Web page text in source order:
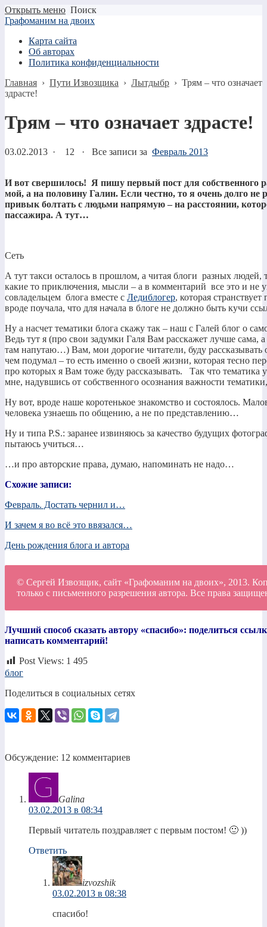
Открыть меню Поиск
Графоманим на двоих
Карта сайта
Об авторах
Политика конфиденциальности
Главная › Пути Извозщика › Лытдыбр › Трям – что означает
здрасте!
Трям – что означает здрасте!
03.02.2013 · 12 · Все записи за Февраль 2013
И вот свершилось! Я пишу первый пост для собственного
мой, а на половину Галин. Если честно, то я очень долго не
привык болтать с людьми напрямую – на расстоянии,
пассажира. А тут…
Сеть
А тут такси осталось в прошлом, а читая блоги разных людей,
какие то приключения, мысли – а в комментарий все это и не
совладельцем блога вместе с Ледиблогер, которая странствует
вроде поучала, что для начала в блоге не должно быть кучи
Ну а насчет тематики блога скажу так – наш с Галей блог о
Ведь тут я (про свои задумки Галя Вам расскажет лучше сама,
там напутаю…) Вам, мои дорогие читатели, буду рассказывать
чем подумал – то есть именно о своей жизни, которая тесно
про которых я Вам тоже буду рассказывать. Так что тематика
мне, надувшись от собственного осознания важности
Ну вот, вроде наше коротенькое знакомство и состоялось.
человека узнаешь по общению, а не по представлению…
Ну и типа P.S.: заранее извиняюсь за качество будущих
пытаюсь учиться…
…и про авторские права, думаю, напоминать не надо…
Схожие записи:
Февраль. Достать чернил и…
И зачем я во всё это ввязался…
День рождения блога и автора
© Сергей Извозщик, сайт «Графоманим на двоих», 2013.
только с письменного разрешения автора. Все права
Лучший способ сказать автору «спасибо»: поделиться
написать комментарий!
Post Views: 1 495
блог
Поделиться в социальных сетях
Обсуждение: 12 комментариев
Galina
03.02.2013 в 08:34
Первый читатель поздравляет с первым постом! 🙂 ))
Ответить
izvozshik
03.02.2013 в 08:38
спасибо!